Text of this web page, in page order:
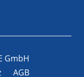
GmbH
AGB